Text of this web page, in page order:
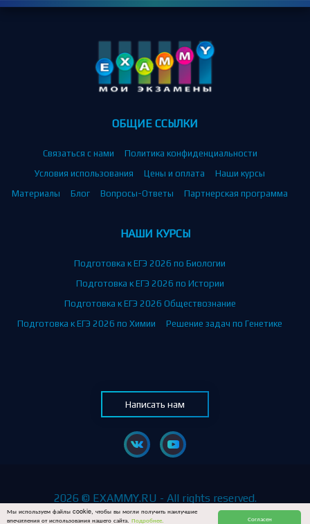
Согласен
Мы используем файлы cookie, чтобы вы могли получить наилучшие
впечатления от использования нашего сайта. Подробнее.
ОБЩИЕ ССЫЛКИ
Связаться с нами
Политика конфиденциальности
Условия использования
Цены и оплата
Наши курсы
Материалы
Блог Вопросы-Ответы Партнерская программа
НАШИ КУРСЫ
Подготовка к ЕГЭ 2026 по Биологии
Подготовка к ЕГЭ 2026 по Истории
Подготовка к ЕГЭ 2026 Обществознание
Подготовка к ЕГЭ 2026 по Химии
Решение задач по Генетике
Написать нам
2026 © EXAMMY.RU - All rights reserved.